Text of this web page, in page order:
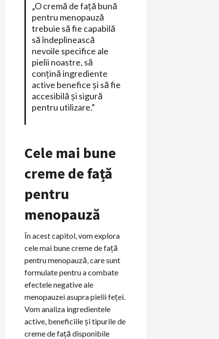
„O cremă de față bună
pentru menopauză
trebuie să fie capabilă
să îndeplinească
nevoile specifice ale
pielii noastre, să
conțină ingrediente
active benefice și să fie
accesibilă și sigură
pentru utilizare.”
Cele mai bune
creme de față
pentru
menopauză
În acest capitol, vom explora
cele mai bune creme de față
pentru menopauză, care sunt
formulate pentru a combate
efectele negative ale
menopauzei asupra pielii feței.
Vom analiza ingredientele
active, beneficiile și tipurile de
creme de față disponibile